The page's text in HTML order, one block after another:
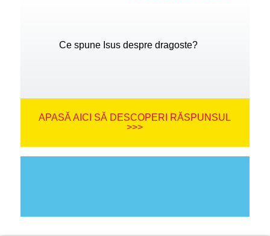
Ce spune Isus despre dragoste?
APASĂ AICI SĂ DESCOPERI RĂSPUNSUL
>>>